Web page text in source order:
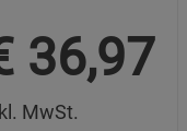
36,97
MwSt.